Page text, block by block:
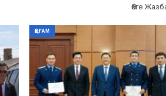
Өзге
ҚОҒАМ